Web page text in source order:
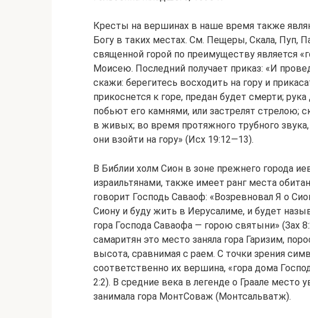
Кресты на вершинах в наше время также
Богу в таких местах. См. Пещеры, Скала, Пуп,
священной горой по преимуществу является
Моисею. Последний получает приказ: «И
скажи: берегитесь восходить на гору и
прикоснется к горе, предан будет смерти;
побьют его камнями, или застрелят стрелою;
в живых; во время протяжного трубного
они взойти на гору» (Исх 19:12—13).
В Библии холм Сион в зоне прежнего города
израильтянами, также имеет ранг места
говорит Господь Саваоф: «Возревновал Я о
Сиону и буду жить в Иерусалиме, и будет
гора Господа Саваофа — горою святыни» (Зах
самаритян это место заняла гора Гаризим,
высота, сравнимая с раем. С точки зрения
соответственно их вершина, «гора дома
2:2). В средние века в легенде о Граале место
занимала гора МонтСоваж (Монтсальватж).